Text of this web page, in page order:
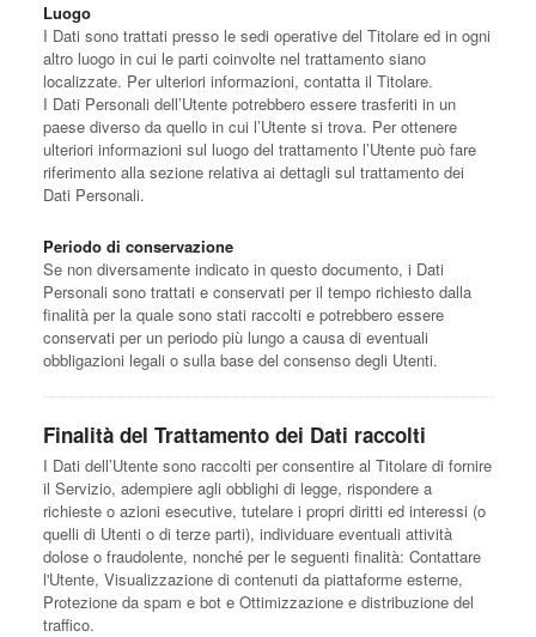
Luogo
I Dati sono trattati presso le sedi operative del Titolare ed in ogni
altro luogo in cui le parti coinvolte nel trattamento siano
localizzate. Per ulteriori informazioni, contatta il Titolare.
I Dati Personali dell’Utente potrebbero essere trasferiti in un
paese diverso da quello in cui l’Utente si trova. Per ottenere
ulteriori informazioni sul luogo del trattamento l’Utente può fare
riferimento alla sezione relativa ai dettagli sul trattamento dei
Dati Personali.
Periodo di conservazione
Se non diversamente indicato in questo documento, i Dati
Personali sono trattati e conservati per il tempo richiesto dalla
finalità per la quale sono stati raccolti e potrebbero essere
conservati per un periodo più lungo a causa di eventuali
obbligazioni legali o sulla base del consenso degli Utenti.
Finalità del Trattamento dei Dati raccolti
I Dati dell’Utente sono raccolti per consentire al Titolare di fornire
il Servizio, adempiere agli obblighi di legge, rispondere a
richieste o azioni esecutive, tutelare i propri diritti ed interessi (o
quelli di Utenti o di terze parti), individuare eventuali attività
dolose o fraudolente, nonché per le seguenti finalità: Contattare
l'Utente, Visualizzazione di contenuti da piattaforme esterne,
Protezione da spam e bot e Ottimizzazione e distribuzione del
traffico.